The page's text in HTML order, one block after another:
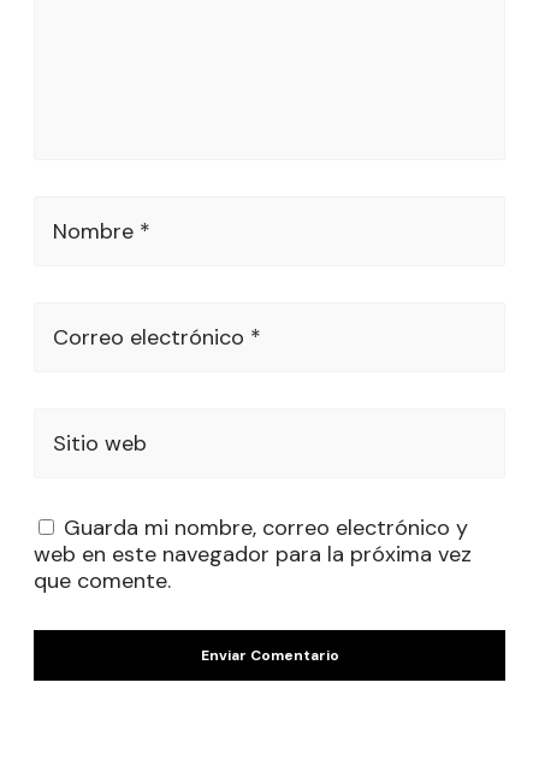
Nombre *
Correo electrónico *
Sitio web
Guarda mi nombre, correo electrónico y
web en este navegador para la próxima vez
que comente.